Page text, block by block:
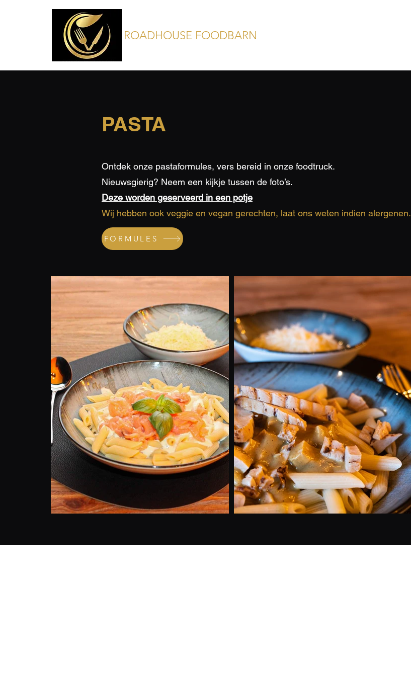
ROADHOUSE FOODBARN
PASTA
Ontdek onze pastaformules, vers bereid in onze foodtruck.
Nieuwsgierig? Neem een kijkje tussen de foto’s.
Deze worden geserveerd in een potje
Wij hebben ook veggie en vegan gerechten, laat ons weten indien alergenen.
FORMULES